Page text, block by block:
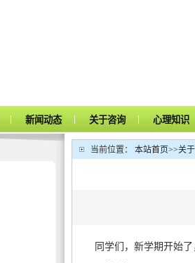
| 新闻动态 | 关于咨询 | 心理知识
当前位置： 本站首页>>关
同学们，新学期开始